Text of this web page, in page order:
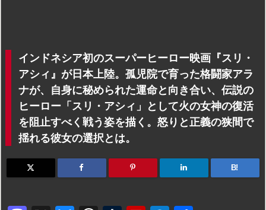
インドネシア初のスーパーヒーロー映画『スリ・
アシィ』が日本上陸。孤児院で育った格闘家アラ
ナが、自身に秘められた運命と向き合い、伝説の
ヒーロー「スリ・アシィ」として火の女神の復活
を阻止すべく戦う姿を描く。怒りと正義の狭間で
揺れる彼女の選択とは。
B!